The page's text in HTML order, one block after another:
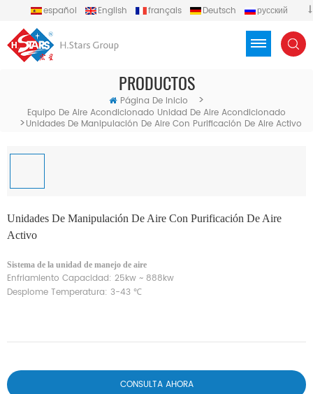
español English français Deutsch
русский
PRODUCTOS
Página De Inicio >
Equipo De Aire Acondicionado Unidad De Aire Acondicionado
>Unidades De Manipulación De Aire Con Purificación De Aire Activo
Unidades De Manipulación De Aire Con Purificación De Aire
Activo
Sistema de la unidad de manejo de aire
Enfriamiento Capacidad: 25kw ~ 888kw
Desplome Temperatura: 3-43 ℃
CONSULTA AHORA